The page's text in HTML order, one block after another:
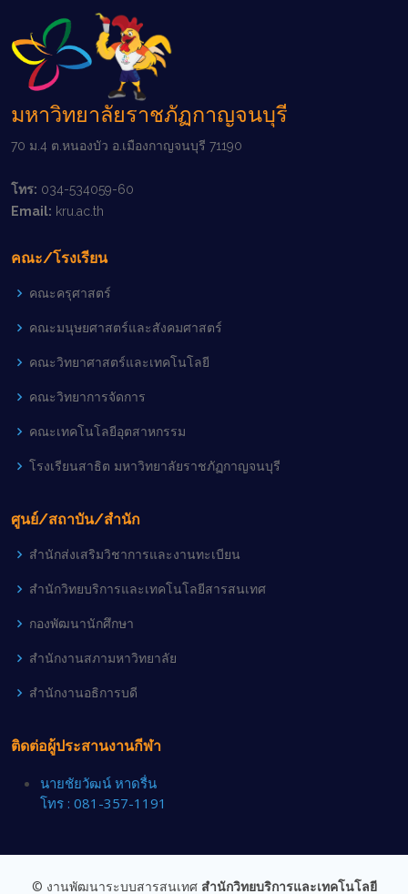
มหาวิทยาลัยราชภัฏกาญจนบุรี
70 ม.4 ต.หนองบัว อ.เมืองกาญจนบุรี 71190
โทร: 034-534059-60
Email: kru.ac.th
คณะ/โรงเรียน
คณะครุศาสตร์
คณะมนุษยศาสตร์และสังคมศาสตร์
คณะวิทยาศาสตร์และเทคโนโลยี
คณะวิทยาการจัดการ
คณะเทคโนโลยีอุตสาหกรรม
โรงเรียนสาธิต มหาวิทยาลัยราชภัฏกาญจนบุรี
ศูนย์/สถาบัน/สำนัก
สำนักส่งเสริมวิชาการและงานทะเบียน
สำนักวิทยบริการและเทคโนโลยีสารสนเทศ
กองพัฒนานักศึกษา
สำนักงานสภามหาวิทยาลัย
สำนักงานอธิการบดี
ติดต่อผู้ประสานงานกีฬา
นายชัยวัฒน์ หาดรื่น
โทร : 081-357-1191
© งานพัฒนาระบบสารสนเทศ สำนักวิทยบริการและเทคโนโลยี